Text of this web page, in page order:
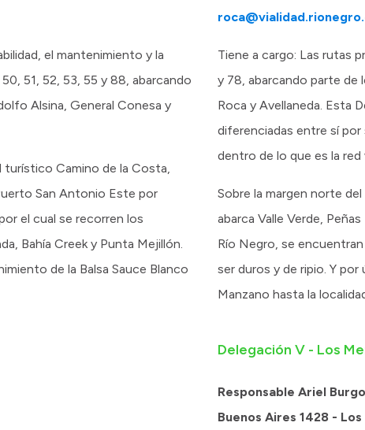
el mantenimiento y la
51, 52, 53, 55 y 88, abarcando
Alsina, General Conesa y
turístico Camino de la Costa,
San Antonio Este por
el cual se recorren los
Bahía Creek y Punta Mejillón.
de la Balsa Sauce Blanco
Tiene a cargo: Las rutas
y 78, abarcando parte de
Roca y Avellaneda. Esta
diferenciadas entre sí
dentro de lo que es la red
Sobre la margen norte
abarca Valle Verde,
Río Negro, se
ser duros y de ripio. Y por
Manzano hasta la
Delegación V - Los
Responsable Ariel
Buenos Aires 1428 - Los